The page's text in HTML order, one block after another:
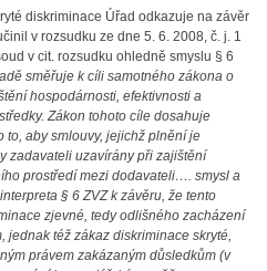
diskriminace Úřad odkazuje na závěr
v rozsudku ze dne 5. 6. 2008, č. j. 1
v cit. rozsudku ohledně smyslu § 6
směřuje k cíli samotného zákona o
hospodárnosti, efektivnosti a
Zákon tohoto cíle dosahuje
to, aby smlouvy, jejichž plnění je
zadavateli uzavírány při zajištění
prostředí mezi dodavateli…. smysl a
§ 6 ZVZ k závěru, že tento
zjevné, tedy odlišného zacházení
jednak též zákaz diskriminace skryté,
právem zakázaným důsledkům (v